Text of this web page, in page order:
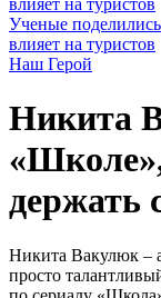
Ученые
влияет на туристов
Наш Герой
Никита
держать
Никита Вакулюк –
просто